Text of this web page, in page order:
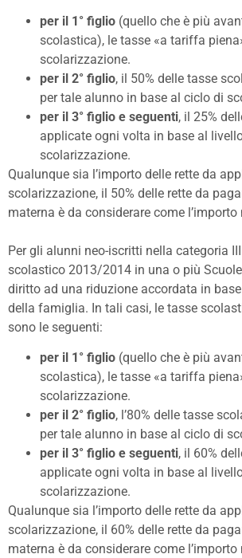
per il 1° figlio (quello che è più
scolastica), le tasse «a tariffa
scolarizzazione.
per il 2° figlio, il 50% delle tasse
per tale alunno in base al ciclo di
per il 3° figlio e seguenti, il 25%
applicate ogni volta in base al
scolarizzazione.
Qualunque sia l’importo delle rette da
scolarizzazione, il 50% delle rette da
materna è da considerare come
Per gli alunni neo-iscritti nella categoria
scolastico 2013/2014 in una o più
diritto ad una riduzione accordata in
della famiglia. In tali casi, le tasse
sono le seguenti:
per il 1° figlio (quello che è più
scolastica), le tasse «a tariffa
scolarizzazione.
per il 2° figlio, l’80% delle tasse
per tale alunno in base al ciclo di
per il 3° figlio e seguenti, il 60%
applicate ogni volta in base al
scolarizzazione.
Qualunque sia l’importo delle rette da
scolarizzazione, il 60% delle rette da
materna è da considerare come